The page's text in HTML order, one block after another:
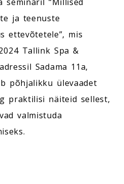
ja teenuste
ettevõtetele”, mis
Tallink Spa &
Sadama 11a,
põhjalikku ülevaadet
praktilisi näiteid sellest,
valmistuda